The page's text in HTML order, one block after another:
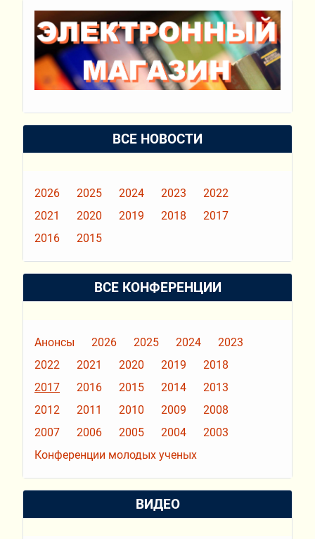
ВСЕ НОВОСТИ
2026 2025 2024 2023
2022
2021
2020 2019 2018
2017
2016
2015
ВСЕ КОНФЕРЕНЦИИ
Анонсы 2026 2025 2024
2023
2022
2021 2020 2019
2018
2017
2016 2015 2014
2013
2012
2011 2010 2009
2008
2007
2006 2005 2004
2003
Конференции молодых ученых
ВИДЕО